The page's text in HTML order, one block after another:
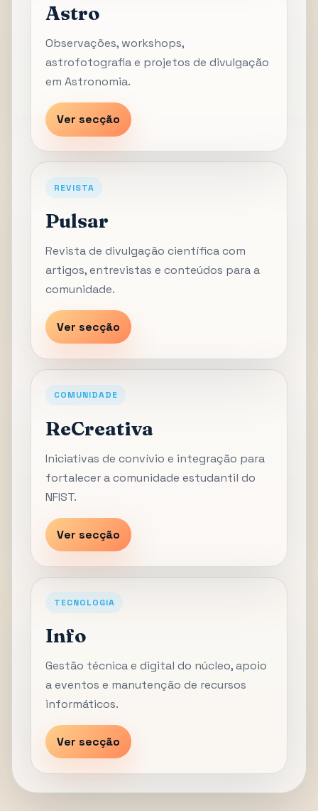
Astro
Observações, workshops,
astrofotografia e projetos de divulgação
em Astronomia.
Ver secção
REVISTA
Pulsar
Revista de divulgação científica com
artigos, entrevistas e conteúdos para a
comunidade.
Ver secção
COMUNIDADE
ReCreativa
Iniciativas de convívio e integração para
fortalecer a comunidade estudantil do
NFIST.
Ver secção
TECNOLOGIA
Info
Gestão técnica e digital do núcleo, apoio
a eventos e manutenção de recursos
informáticos.
Ver secção